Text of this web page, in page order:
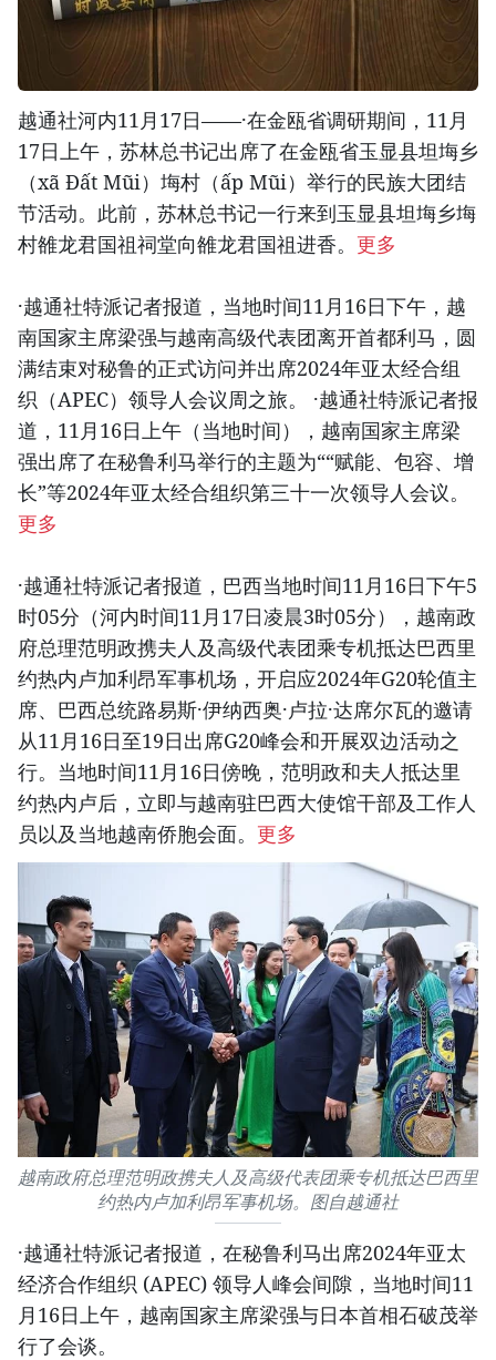
越通社河内11月17日——·在金瓯省调研期间，11月
17日上午，苏林总书记出席了在金瓯省玉显县坦㙁乡
（xã Đất Mũi）㙁村（ấp Mũi）举行的民族大团结
节活动。此前，苏林总书记一行来到玉显县坦㙁乡㙁
村雒龙君国祖祠堂向雒龙君国祖进香。 更多
·越通社特派记者报道，当地时间11月16日下午，越
南国家主席梁强与越南高级代表团离开首都利马，圆
满结束对秘鲁的正式访问并出席2024年亚太经合组
织（APEC）领导人会议周之旅。 ·越通社特派记者报
道，11月16日上午（当地时间），越南国家主席梁
强出席了在秘鲁利马举行的主题为““赋能、包容、增
长”等2024年亚太经合组织第三十一次领导人会议。
更多
·越通社特派记者报道，巴西当地时间11月16日下午5
时05分（河内时间11月17日凌晨3时05分），越南政
府总理范明政携夫人及高级代表团乘专机抵达巴西里
约热内卢加利昂军事机场，开启应2024年G20轮值主
席、巴西总统路易斯·伊纳西奥·卢拉·达席尔瓦的邀请
从11月16日至19日出席G20峰会和开展双边活动之
行。当地时间11月16日傍晚，范明政和夫人抵达里
约热内卢后，立即与越南驻巴西大使馆干部及工作人
员以及当地越南侨胞会面。 更多
越南政府总理范明政携夫人及高级代表团乘专机抵达巴西里
约热内卢加利昂军事机场。图自越通社
·越通社特派记者报道，在秘鲁利马出席2024年亚太
经济合作组织 (APEC) 领导人峰会间隙，当地时间11
月16日上午，越南国家主席梁强与日本首相石破茂举
行了会谈。